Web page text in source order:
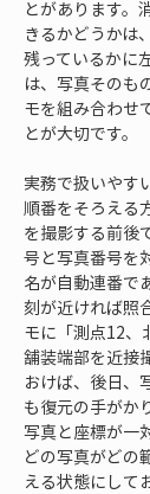
とがあります。
きるかどうかは
残っているかに
は、写真そのも
モを組み合わせ
とが大切です。
実務で扱いやす
順番をそろえる
を撮影する前後
号と写真番号を
名が自動連番で
刻が近ければ照
モに「測点12、
舗装端部を近接
おけば、後日、
も復元の手がか
写真と座標が一
どの写真がどの
える状態にして